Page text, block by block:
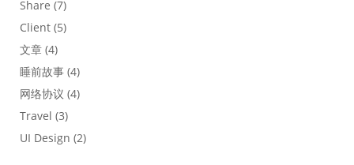
Share (7)
Client (5)
文章 (4)
睡前故事 (4)
网络协议 (4)
Travel (3)
UI Design (2)